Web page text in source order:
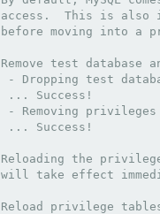
access.  This is also
before moving into a
Remove test
- Dropping test
... Success!
- Removing
... Success!
Reloading the
will take effect
Reload privilege